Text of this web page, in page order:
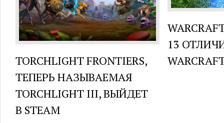
TORCHLIGHT FRONTIERS,
ТЕПЕРЬ НАЗЫВАЕМАЯ
TORCHLIGHT III, ВЫЙДЕТ
В STEAM
13